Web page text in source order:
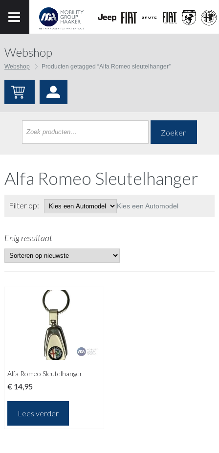
Webshop
Webshop Producten getagged “Alfa Romeo sleutelhanger”
Zoeken
Alfa Romeo Sleutelhanger
Filter op: Kies een Automodel
Enig resultaat
Alfa Romeo Sleutelhanger
€ 14,95
Lees verder